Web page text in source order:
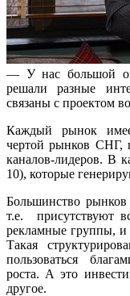
— У нас большой
решали разные
связаны с проектом
Каждый рынок
чертой рынков СНГ,
каналов-лидеров. В
10), которые
Большинство рынков
т.е. присутствуют
рекламные группы, и
Такая
пользоваться
роста. А это
другое.